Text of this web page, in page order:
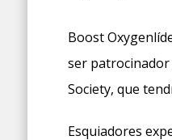
Boost
ser patrocinador
Society, que
Esquiadores